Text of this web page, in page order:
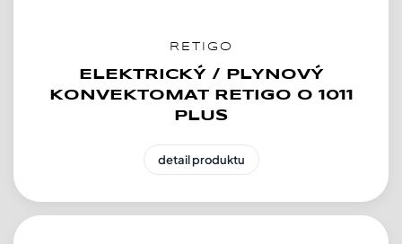
RETIGO
ELEKTRICKÝ / PLYNOVÝ
KONVEKTOMAT RETIGO O 1011
PLUS
detail produktu